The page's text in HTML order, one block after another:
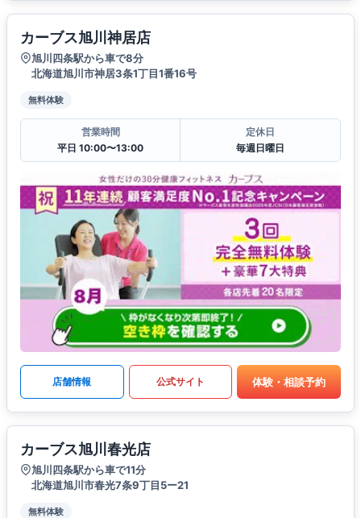
カーブス旭川神居店
旭川四条駅から車で8分
北海道旭川市神居3条1丁目1番16号
無料体験
営業時間
平日 10:00〜13:00
定休日
毎週日曜日
店舗情報 公式サイト 体験・相談予約
カーブス旭川春光店
旭川四条駅から車で11分
北海道旭川市春光7条9丁目5ー21
無料体験